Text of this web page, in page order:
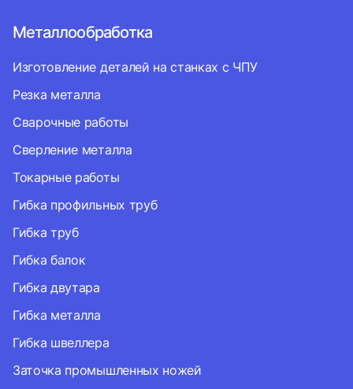
Металлообработка
Изготовление деталей на станках с ЧПУ
Резка металла
Сварочные работы
Сверление металла
Токарные работы
Гибка профильных труб
Гибка труб
Гибка балок
Гибка двутара
Гибка металла
Гибка швеллера
Заточка промышленных ножей